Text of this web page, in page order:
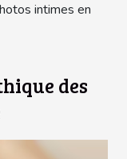
intimes en
des